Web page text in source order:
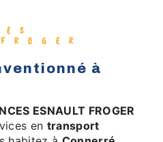
ESNAULT FROGER
en transport